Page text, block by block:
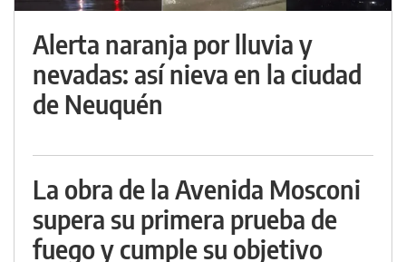
Alerta naranja por lluvia y
nevadas: así nieva en la ciudad
de Neuquén
La obra de la Avenida Mosconi
supera su primera prueba de
fuego y cumple su objetivo